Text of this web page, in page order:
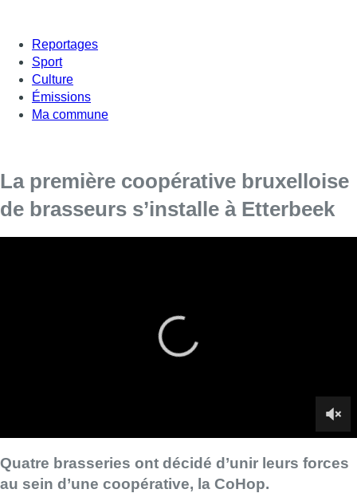
Reportages
Sport
Culture
Émissions
Ma commune
La première coopérative bruxelloise
de brasseurs s’installe à Etterbeek
coopérative bruxelloise. Celle-ci a reçu la première cuve de la
future brasserie qui va prendre place dans un espace de 700
m² situé sur le site de l’arsenal à Etterbeek. Cet espace est
Une installation commune qui permet de réduire les risques et
limiter les coûts. “Pour l’instant, on fait tous brasser nos bières
dans une autre brasserie. Le but est que nous puissions
brasser nos bières nous-même et qu’on ait la main sur toute la
production du début à la fin”,explique Thomas Detourbe,